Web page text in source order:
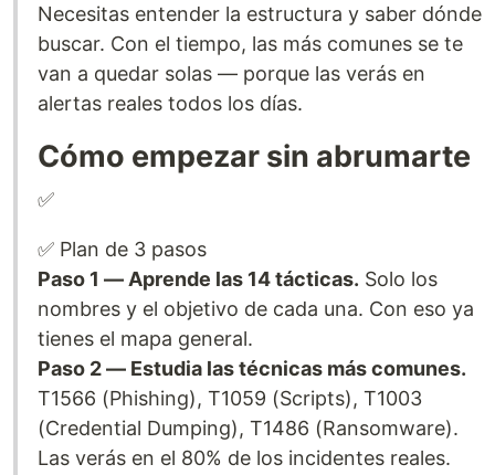
Necesitas entender la estructura y saber dónde
buscar. Con el tiempo, las más comunes se te
van a quedar solas — porque las verás en
alertas reales todos los días.
Cómo empezar sin abrumarte
✅
✅ Plan de 3 pasos
Paso 1 — Aprende las 14 tácticas. Solo los
nombres y el objetivo de cada una. Con eso ya
tienes el mapa general.
Paso 2 — Estudia las técnicas más comunes.
T1566 (Phishing), T1059 (Scripts), T1003
(Credential Dumping), T1486 (Ransomware).
Las verás en el 80% de los incidentes reales.